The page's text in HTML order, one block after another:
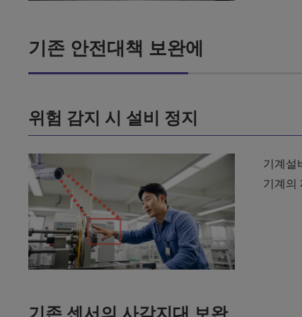
기존 안전대책 보완에
위험 감지 시 설비 정지
기계설
기계의